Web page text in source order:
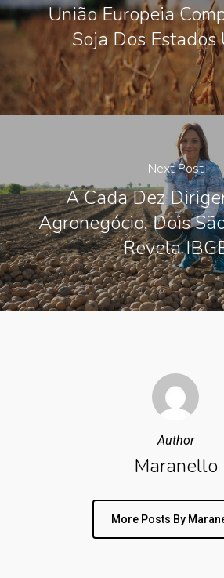
União Europeia
Soja Dos Estados
Next Post
A Cada Dez
Agronegócio, Dois
Revela
Author
Maranello
More Posts By